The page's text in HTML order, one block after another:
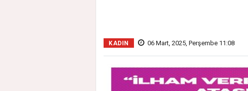
KADIN 06 Mart, 2025, Perşembe 11:08